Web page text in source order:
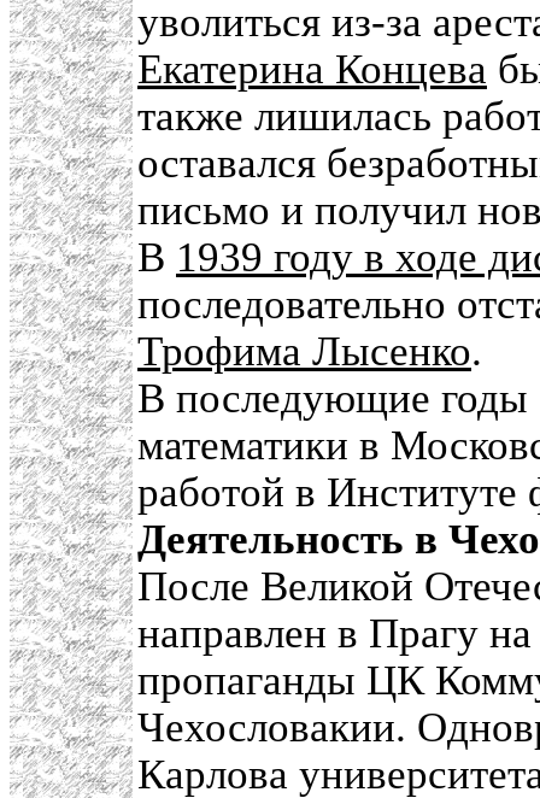
уволиться из-за
Екатерина Концева
также лишилась
оставался
письмо и получил
В 1939 году в ходе
последовательно
Трофима Лысенко.
В последующие годы
математики в
работой в
Деятельность в
После Великой
направлен в Прагу
пропаганды ЦК
Чехословакии.
Карлова